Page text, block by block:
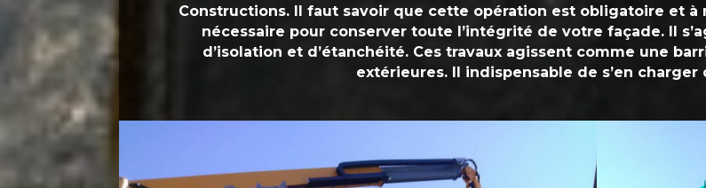
Constructions. Il faut savoir que cette opération est obligatoire et à
nécessaire pour conserver toute l’intégrité de votre façade. Il
d’isolation et d’étanchéité. Ces travaux agissent comme une
extérieures. Il indispensable de s’en charger